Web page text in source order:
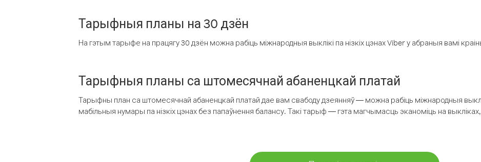
Тарыфныя планы на 30 дзён
На гэтым тарыфе на працягу 30 дзён можна рабіць міжнародныя выклікі па нізкіх цэнах Viber у абраныя вамі
Тарыфныя планы са штомесячнай абаненцкай платай
Тарыфны план са штомесячнай абаненцкай платай дае вам свабоду дзеянняў — можна рабіць міжнародныя
мабільныя нумары па нізкіх цэнах без папаўнення балансу. Такі тарыф — гэта магчымасць эканоміць на